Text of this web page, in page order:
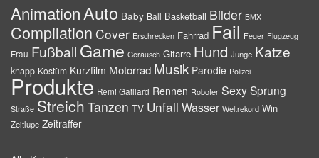
AnimationAuto Baby Ball Basketball Bilder BMX
Compilation Cover Erschrecken Fahrrad Fail Feuer Flugzeug
Frau Fußball Game Geräusch Gitarre Hund Junge Katze
knapp Kostüm Kurzfilm Motorrad Musik Parodie Polizei
Produkte Remi Gaillard Rennen Roboter SexySprung
Straße Streich Tanzen TV Unfall Wasser Weltrekord Win
Zeitlupe Zeitraffer